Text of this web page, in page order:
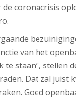
de coronacrisis
van het
te staan”, stellen
Dat zal juist
Goed